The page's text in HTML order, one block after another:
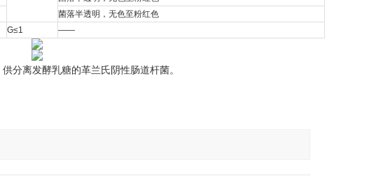
菌落半透明，无色至粉红色
G≤1 ——
分离发酵乳糖的革兰氏阴性肠道杆菌。